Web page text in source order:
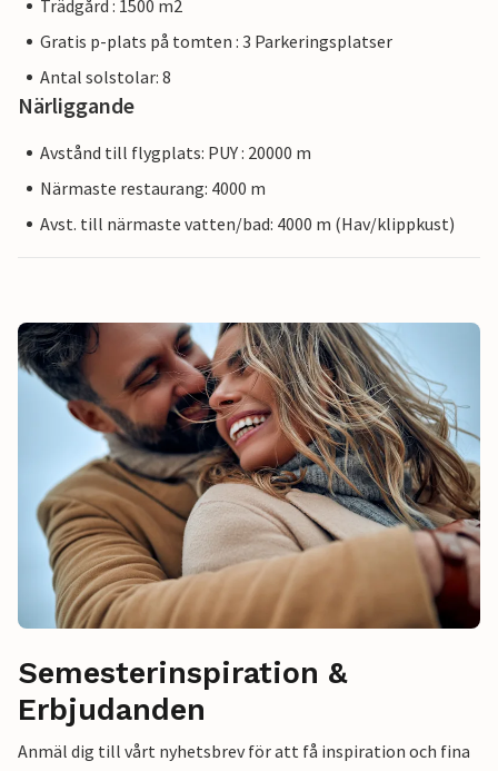
Trädgård : 1500 m2
Gratis p-plats på tomten : 3 Parkeringsplatser
Antal solstolar: 8
Närliggande
Avstånd till flygplats: PUY : 20000 m
Närmaste restaurang: 4000 m
Avst. till närmaste vatten/bad: 4000 m (Hav/klippkust)
Semesterinspiration &
Erbjudanden
Anmäl dig till vårt nyhetsbrev för att få inspiration och fina